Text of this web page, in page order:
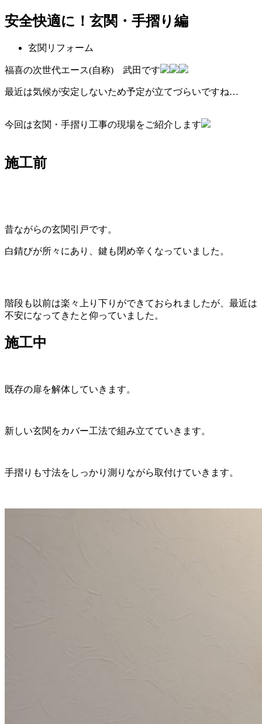
安全快適に！玄関・手摺り編
玄関リフォーム
福喜の次世代エース(自称) 武田です
最近は気候が安定しないため予定が立てづらいですね…
今回は玄関・手摺り工事の現場をご紹介します
施工前
昔ながらの玄関引戸です。
白錆びが所々にあり、鍵も閉め辛くなっていました。
階段も以前は楽々上り下りができておられましたが、最近は
不安になってきたと仰っていました。
施工中
既存の扉を解体していきます。
新しい玄関をカバー工法で組み立てていきます。
手摺りも寸法をしっかり測りながら取付けていきます。